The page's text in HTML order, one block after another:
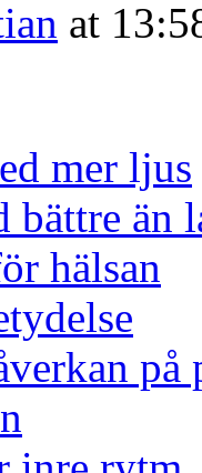
at
mer ljus
bättre än
hälsan
på